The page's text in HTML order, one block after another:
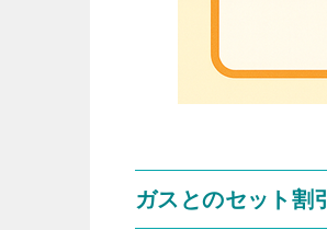
ガスとのセット割